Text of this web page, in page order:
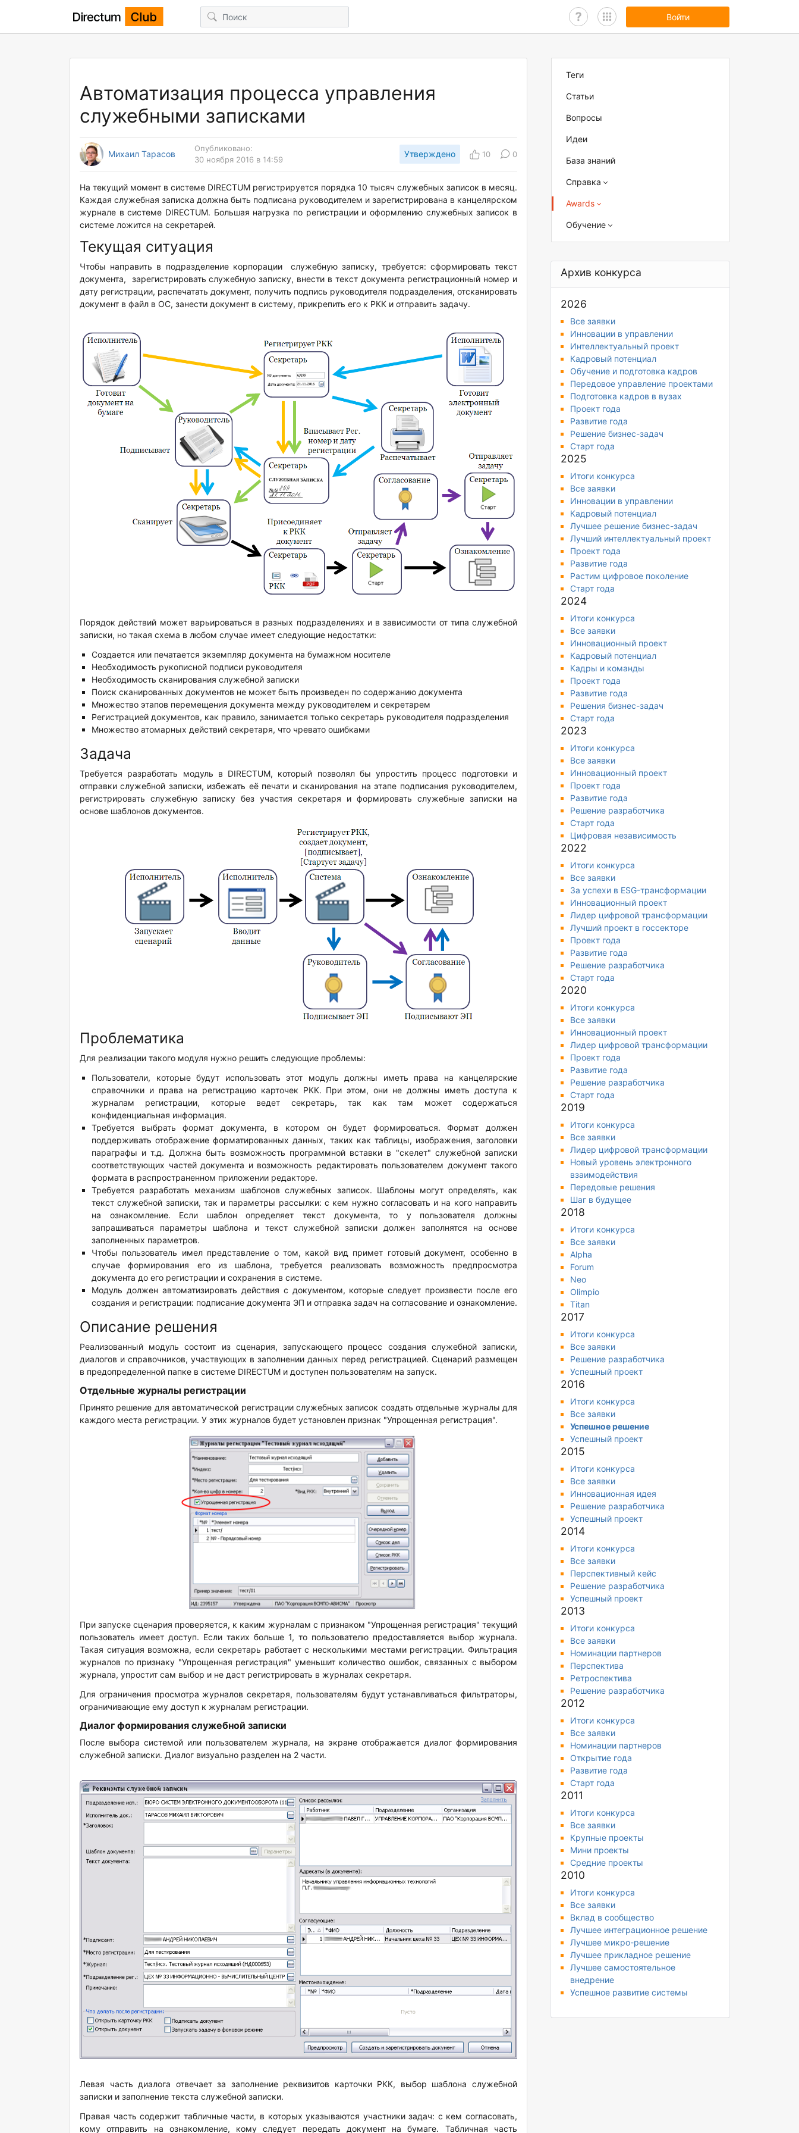
Войти
Автоматизация процесса управления
служебными записками
Михаил Тарасов
Опубликовано:
30 ноября 2016 в 14:59
Утверждено 10 0
На текущий момент в системе DIRECTUM регистрируется порядка 10 тысяч служебных записок в месяц.
Каждая служебная записка должна быть подписана руководителем и зарегистрирована в канцелярском
журнале в системе DIRECTUM. Большая нагрузка по регистрации и оформлению служебных записок в
системе ложится на секретарей.
Текущая ситуация
Чтобы направить в подразделение корпорации служебную записку, требуется: сформировать текст
документа, зарегистрировать служебную записку, внести в текст документа регистрационный номер и
дату регистрации, распечатать документ, получить подпись руководителя подразделения, отсканировать
документ в файл в ОС, занести документ в систему, прикрепить его к РКК и отправить задачу.
Порядок действий может варьироваться в разных подразделениях и в зависимости от типа служебной
записки, но такая схема в любом случае имеет следующие недостатки:
Создается или печатается экземпляр документа на бумажном носителе
Необходимость рукописной подписи руководителя
Необходимость сканирования служебной записки
Поиск сканированных документов не может быть произведен по содержанию документа
Множество этапов перемещения документа между руководителем и секретарем
Регистрацией документов, как правило, занимается только секретарь руководителя подразделения
Множество атомарных действий секретаря, что чревато ошибками
Задача
Требуется разработать модуль в DIRECTUM, который позволял бы упростить процесс подготовки и
отправки служебной записки, избежать её печати и сканирования на этапе подписания руководителем,
регистрировать служебную записку без участия секретаря и формировать служебные записки на
основе шаблонов документов.
Проблематика
Для реализации такого модуля нужно решить следующие проблемы:
Пользователи, которые будут использовать этот модуль должны иметь права на канцелярские
справочники и права на регистрацию карточек РКК. При этом, они не должны иметь доступа к
журналам регистрации, которые ведет секретарь, так как там может содержаться
конфиденциальная информация.
Требуется выбрать формат документа, в котором он будет формироваться. Формат должен
поддерживать отображение форматированных данных, таких как таблицы, изображения, заголовки
параграфы и т.д. Должна быть возможность программной вставки в "скелет" служебной записки
соответствующих частей документа и возможность редактировать пользователем документ такого
формата в распространенном приложении редакторе.
Требуется разработать механизм шаблонов служебных записок. Шаблоны могут определять, как
текст служебной записки, так и параметры рассылки: с кем нужно согласовать и на кого направить
на ознакомление. Если шаблон определяет текст документа, то у пользователя должны
запрашиваться параметры шаблона и текст служебной записки должен заполнятся на основе
заполненных параметров.
Чтобы пользователь имел представление о том, какой вид примет готовый документ, особенно в
случае формирования его из шаблона, требуется реализовать возможность предпросмотра
документа до его регистрации и сохранения в системе.
Модуль должен автоматизировать действия с документом, которые следует произвести после его
создания и регистрации: подписание документа ЭП и отправка задач на согласование и ознакомление.
Описание решения
Реализованный модуль состоит из сценария, запускающего процесс создания служебной записки,
диалогов и справочников, участвующих в заполнении данных перед регистрацией. Сценарий размещен
в предопределенной папке в системе DIRECTUM и доступен пользователям на запуск.
Отдельные журналы регистрации
Принято решение для автоматической регистрации служебных записок создать отдельные журналы для
каждого места регистрации. У этих журналов будет установлен признак "Упрощенная регистрация".
При запуске сценария проверяется, к каким журналам с признаком "Упрощенная регистрация" текущий
пользователь имеет доступ. Если таких больше 1, то пользователю предоставляется выбор журнала.
Такая ситуация возможна, если секретарь работает с несколькими местами регистрации. Фильтрация
журналов по признаку "Упрощенная регистрация" уменьшит количество ошибок, связанных с выбором
журнала, упростит сам выбор и не даст регистрировать в журналах секретаря.
Для ограничения просмотра журналов секретаря, пользователям будут устанавливаться фильтраторы,
ограничивающие ему доступ к журналам регистрации.
Диалог формирования служебной записки
После выбора системой или пользователем журнала, на экране отображается диалог формирования
служебной записки. Диалог визуально разделен на 2 части.
Левая часть диалога отвечает за заполнение реквизитов карточки РКК, выбор шаблона служебной
записки и заполнение текста служебной записки.
Правая часть содержит табличные части, в которых указываются участники задач: с кем согласовать,
кому отправить на ознакомление, кому следует передать документ на бумаге. Табличная часть
Теги
Статьи
Вопросы
Идеи
База знаний
Справка
Awards
Обучение
Архив конкурса
2026
Все заявки
Инновации в управлении
Интеллектуальный проект
Кадровый потенциал
Обучение и подготовка кадров
Передовое управление проектами
Подготовка кадров в вузах
Проект года
Развитие года
Решение бизнес-задач
Старт года
2025
Итоги конкурса
Все заявки
Инновации в управлении
Кадровый потенциал
Лучшее решение бизнес-задач
Лучший интеллектуальный проект
Проект года
Развитие года
Растим цифровое поколение
Старт года
2024
Итоги конкурса
Все заявки
Инновационный проект
Кадровый потенциал
Кадры и команды
Проект года
Развитие года
Решения бизнес-задач
Старт года
2023
Итоги конкурса
Все заявки
Инновационный проект
Проект года
Развитие года
Решение разработчика
Старт года
Цифровая независимость
2022
Итоги конкурса
Все заявки
За успехи в ESG-трансформации
Инновационный проект
Лидер цифровой трансформации
Лучший проект в госсекторе
Проект года
Развитие года
Решение разработчика
Старт года
2020
Итоги конкурса
Все заявки
Инновационный проект
Лидер цифровой трансформации
Проект года
Развитие года
Решение разработчика
Старт года
2019
Итоги конкурса
Все заявки
Лидер цифровой трансформации
Новый уровень электронного
взаимодействия
Передовые решения
Шаг в будущее
2018
Итоги конкурса
Все заявки
Alpha
Forum
Neo
Olimpio
Titan
2017
Итоги конкурса
Все заявки
Решение разработчика
Успешный проект
2016
Итоги конкурса
Все заявки
Успешное решение
Успешный проект
2015
Итоги конкурса
Все заявки
Инновационная идея
Решение разработчика
Успешный проект
2014
Итоги конкурса
Все заявки
Перспективный кейс
Решение разработчика
Успешный проект
2013
Итоги конкурса
Все заявки
Номинации партнеров
Перспектива
Ретроспектива
Решение разработчика
2012
Итоги конкурса
Все заявки
Номинации партнеров
Открытие года
Развитие года
Старт года
2011
Итоги конкурса
Все заявки
Крупные проекты
Мини проекты
Средние проекты
2010
Итоги конкурса
Все заявки
Вклад в сообщество
Лучшее интеграционное решение
Лучшее микро-решение
Лучшее прикладное решение
Лучшее самостоятельное
внедрение
Успешное развитие системы